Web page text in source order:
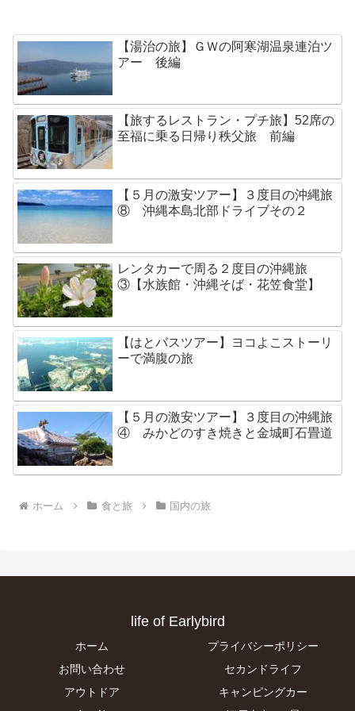
【湯治の旅】ＧＷの阿寒湖温泉連泊ツ
アー 後編
【旅するレストラン・プチ旅】52席の
至福に乗る日帰り秩父旅 前編
【５月の激安ツアー】３度目の沖縄旅
⑧ 沖縄本島北部ドライブその２
レンタカーで周る２度目の沖縄旅
③【水族館・沖縄そば・花笠食堂】
【はとバスツアー】ヨコよこストーリ
ーで満腹の旅
【５月の激安ツアー】３度目の沖縄旅
④ みかどのすき焼きと金城町石畳道
ホーム 食と旅 国内の旅
life of Earlybird
ホーム
プライバシーポリシー
お問い合わせ
セカンドライフ
アウトドア
キャンピングカー